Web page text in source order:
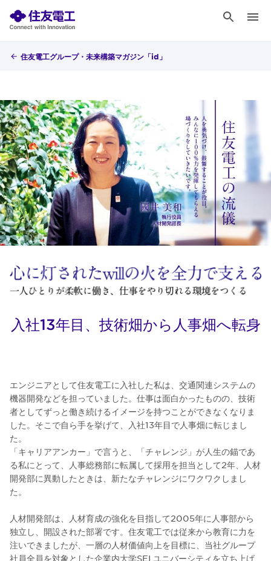
住友電工グループ・未来構築マガジン「id」
入社13年目、技術畑から人事畑へ転身
エンジニアとして住友電工に入社した私は、交通関連システムの
機器開発などを担っていました。仕事は面白かったものの、技術
者としてずっと働き続けるイメージを持つことができなくなりま
した。そこで自ら手を挙げて、入社13年目で人事畑に転じまし
た。
「キャリアアンカー」で言うと、「チャレンジ」が人生の錨であ
る私にとって、人事総務部に転属して採用を担当として2年、人材
開発部に異動したときは、新たなチャレンジにワクワクしまし
た。
人材開発部は、人材育成の強化を目指して2005年に人事部から
独立し、開設された部署です。住友電工では従来から教育に力を
注いできましたが、一層の人材価値向上を目標に、当社グループ
社員全員を対象とした企業内大学SEI ユニバーシティを立ち上げ